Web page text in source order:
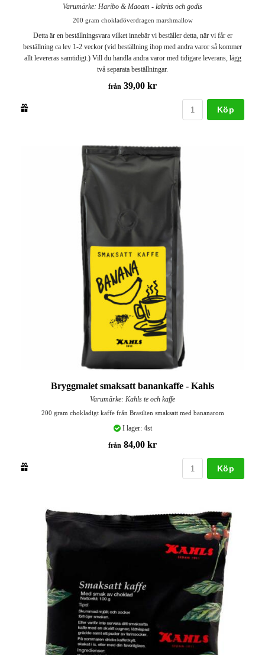
Varumärke: Haribo & Maoam - lakrits och godis
200 gram chokladöverdragen marshmallow
Detta är en beställningsvara vilket innebär vi beställer detta, när vi får er
beställning ca lev 1-2 veckor (vid beställning ihop med andra varor så kommer
allt levereras samtidigt.) Vill du handla andra varor med tidigare leverans, lägg
två separata beställningar.
från 39,00 kr
Köp
Bryggmalet smaksatt banankaffe - Kahls
Varumärke: Kahls te och kaffe
200 gram chokladigt kaffe från Brasilien smaksatt med bananarom
I lager: 4st
från 84,00 kr
Köp